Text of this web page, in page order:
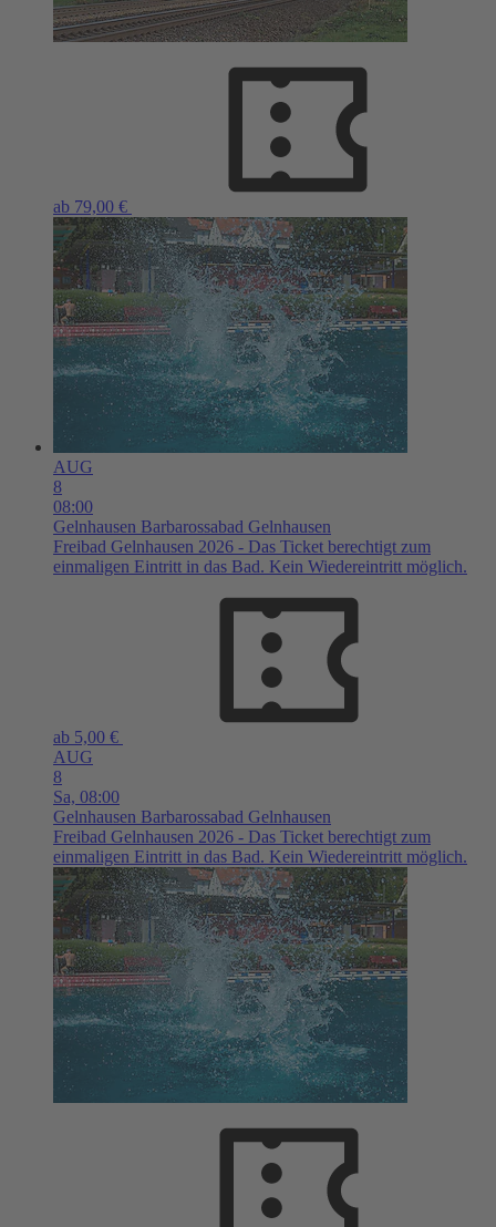
ab 79,00 €
AUG
8
08:00
Gelnhausen Barbarossabad Gelnhausen
Freibad Gelnhausen 2026 - Das Ticket berechtigt zum
einmaligen Eintritt in das Bad. Kein Wiedereintritt möglich.
ab 5,00 €
AUG
8
Sa, 08:00
Gelnhausen Barbarossabad Gelnhausen
Freibad Gelnhausen 2026 - Das Ticket berechtigt zum
einmaligen Eintritt in das Bad. Kein Wiedereintritt möglich.